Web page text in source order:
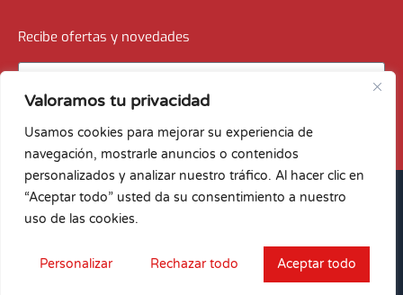
Valoramos tu privacidad
Usamos cookies para mejorar su experiencia de
navegación, mostrarle anuncios o contenidos
personalizados y analizar nuestro tráfico. Al hacer clic en
“Aceptar todo” usted da su consentimiento a nuestro
uso de las cookies.
Personalizar Rechazar todo Aceptar todo
Recibe ofertas y novedades
Recibir ofertas
© Archipiélago Renting · by
Aviso Legal Privacidad y protección de datos
Contacta